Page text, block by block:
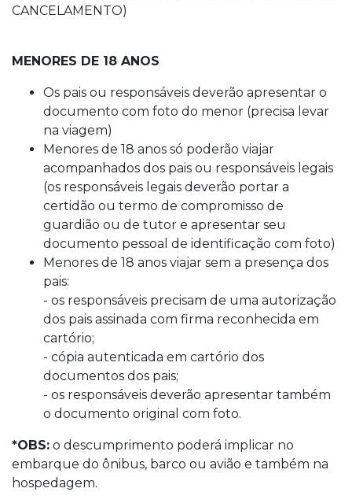
CANCELAMENTO)
MENORES DE 18 ANOS
Os pais ou responsáveis deverão apresentar o
documento com foto do menor (precisa levar
na viagem)
Menores de 18 anos só poderão viajar
acompanhados dos pais ou responsáveis legais
(os responsáveis legais deverão portar a
certidão ou termo de compromisso de
guardião ou de tutor e apresentar seu
documento pessoal de identificação com foto)
Menores de 18 anos viajar sem a presença dos
pais:
- os responsáveis precisam de uma autorização
dos pais assinada com firma reconhecida em
cartório;
- cópia autenticada em cartório dos
documentos dos pais;
- os responsáveis deverão apresentar também
o documento original com foto.
*OBS: o descumprimento poderá implicar no
embarque do ônibus, barco ou avião e também na
hospedagem.